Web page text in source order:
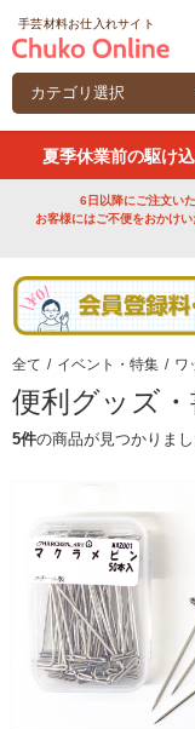
手芸材料お仕入れサイト
夏季休業前の駆け
6日以降にご注文い
お客様にはご不便をおかけ
全て / イベント・特集 / ワ
便利グッズ
5件の商品が見つかりま